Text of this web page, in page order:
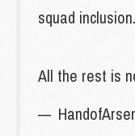
squad inclusion.
All the rest is
—